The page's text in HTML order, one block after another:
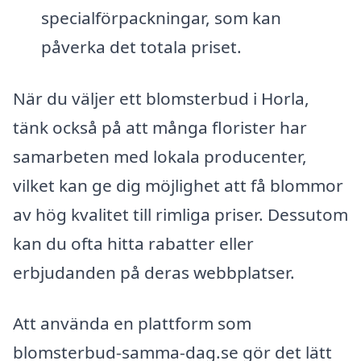
specialförpackningar, som kan
påverka det totala priset.
När du väljer ett blomsterbud i Horla,
tänk också på att många florister har
samarbeten med lokala producenter,
vilket kan ge dig möjlighet att få blommor
av hög kvalitet till rimliga priser. Dessutom
kan du ofta hitta rabatter eller
erbjudanden på deras webbplatser.
Att använda en plattform som
blomsterbud-samma-dag.se gör det lätt